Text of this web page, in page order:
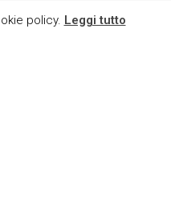
policy. Leggi tutto